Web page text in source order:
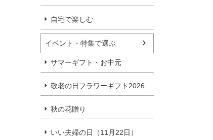
自宅で楽しむ
イベント・特集で選ぶ
サマーギフト・お中元
敬老の日フラワーギフト2026
秋の花贈り
いい夫婦の日（11月22日）